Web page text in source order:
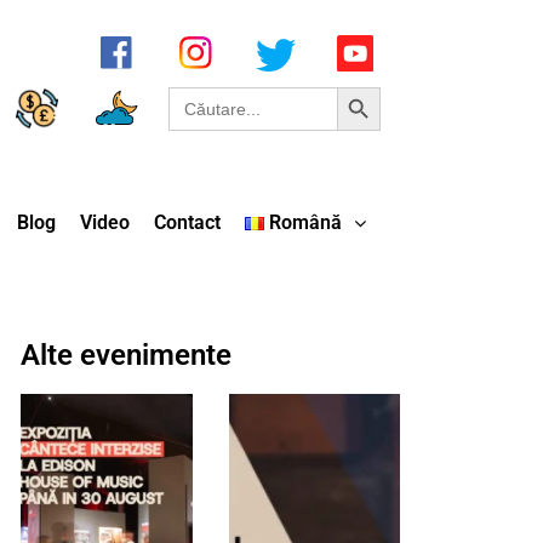
Search
for:
Search Button
Blog Video Contact Română
Alte evenimente